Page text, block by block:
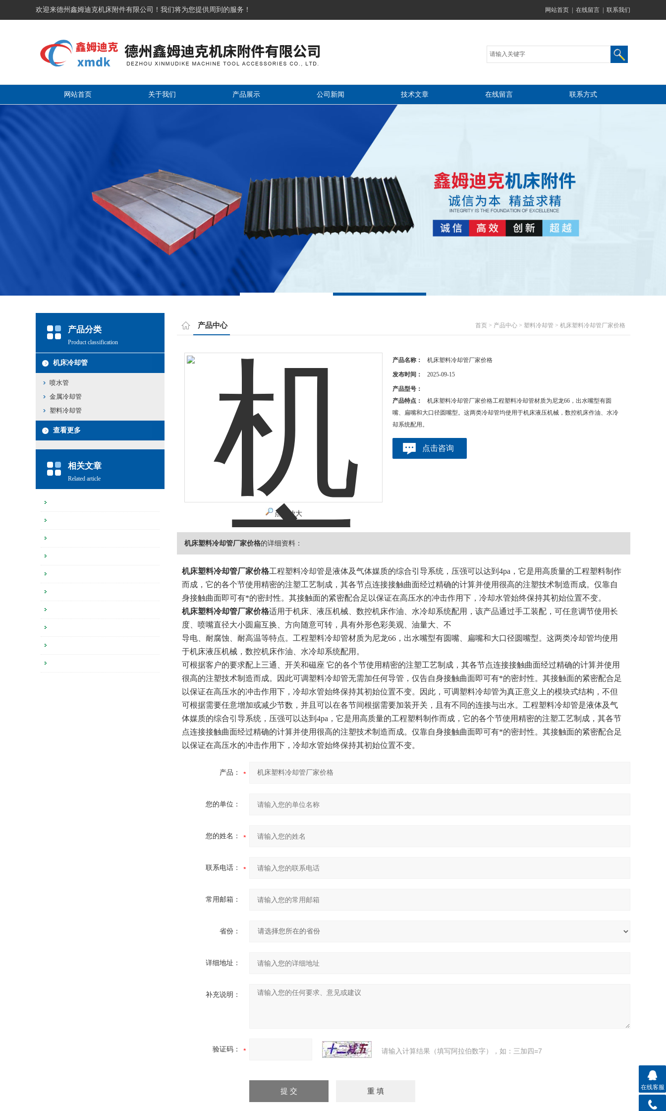
欢迎来德州鑫姆迪克机床附件有限公司！我们将为您提供周到的服务！ 网站首页 在线留言 联系我们
网站首页 关于我们 产品展示 公司新闻 技术文章 在线留言 联系方式
产品分类
Product classification
机床冷却管
喷水管
金属冷却管
塑料冷却管
查看更多
相关文章
Related article
产品中心 首页 > 产品中心 > 塑料冷却管 > 机床塑料冷却管厂家价格
点击放大
产品名称： 机床塑料冷却管厂家价格
发布时间： 2025-09-15
产品型号：
产品特点：
机床塑料冷却管厂家价格工程塑料冷却管材质为尼龙66，出水嘴型有圆
嘴、扁嘴和大口径圆嘴型。这两类冷却管均使用于机床液压机械，数控机床作油、水冷
却系统配用。
点击咨询
机床塑料冷却管厂家价格的详细资料：
机床塑料冷却管厂家价格工程塑料冷却管是液体及气体媒质的综合引导系统，压强可以达到4pa，它是用高质量的工程塑料制作
而成，它的各个节使用精密的注塑工艺制成，其各节点连接接触曲面经过精确的计算并使用很高的注塑技术制造而成。仅靠自
身接触曲面即可有*的密封性。其接触面的紧密配合足以保证在高压水的冲击作用下，冷却水管始终保持其初始位置不变。
机床塑料冷却管厂家价格适用于机床、液压机械、数控机床作油、水冷却系统配用，该产品通过手工装配，可任意调节使用长
度、喷嘴直径大小圆扁互换、方向随意可转，具有外形色彩美观、油量大、不
导电、耐腐蚀、耐高温等特点。工程塑料冷却管材质为尼龙66，出水嘴型有圆嘴、扁嘴和大口径圆嘴型。这两类冷却管均使用
于机床液压机械，数控机床作油、水冷却系统配用。
可根据客户的要求配上三通、开关和磁座 它的各个节使用精密的注塑工艺制成，其各节点连接接触曲面经过精确的计算并使用
很高的注塑技术制造而成。因此可调塑料冷却管无需加任何导管，仅告自身接触曲面即可有*的密封性。其接触面的紧密配合足
以保证在高压水的冲击作用下，冷却水管始终保持其初始位置不变。因此，可调塑料冷却管为真正意义上的模块式结构，不但
可根据需要任意增加或减少节数，并且可以在各节间根据需要加装开关，且有不同的连接与出水。工程塑料冷却管是液体及气
体媒质的综合引导系统，压强可以达到4pa，它是用高质量的工程塑料制作而成，它的各个节使用精密的注塑工艺制成，其各节
点连接接触曲面经过精确的计算并使用很高的注塑技术制造而成。仅靠自身接触曲面即可有*的密封性。其接触面的紧密配合足
以保证在高压水的冲击作用下，冷却水管始终保持其初始位置不变。
产品：
您的单位：
您的姓名：
联系电话：
常用邮箱：
省份：
详细地址：
补充说明：
验证码： 请输入计算结果（填写阿拉伯数字），如：三加四=7
在线客服